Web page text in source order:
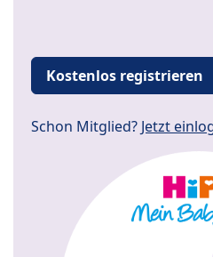
Kostenlos registrieren
Schon Mitglied? Jetzt